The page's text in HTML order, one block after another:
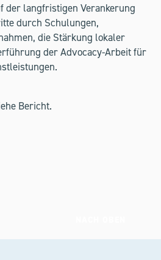
der langfristigen Verankerung
durch Schulungen,
die Stärkung lokaler
der Advocacy-Arbeit für
Bericht.